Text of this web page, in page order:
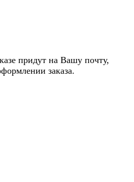
придут на Вашу почту,
заказа.